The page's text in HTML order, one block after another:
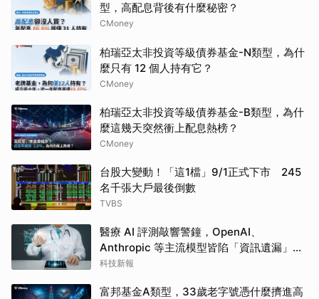
型，高配息背後有什麼秘密？
CMoney
柏瑞亞太非投資等級債券基金-N類型，為什
麼只有 12 個人持有它？
CMoney
柏瑞亞太非投資等級債券基金-B類型，為什
麼這幾天突然衝上配息熱榜？
CMoney
台股大變動！「這1檔」9/1正式下市 245
名千張大戶最後倒數
TVBS
醫療 AI 評測敲響警鐘，OpenAI、
Anthropic 等主流模型皆陷「資訊遺漏」盲
點
科技新報
富邦基金A類型，33歲老字號憑什麼擠進高